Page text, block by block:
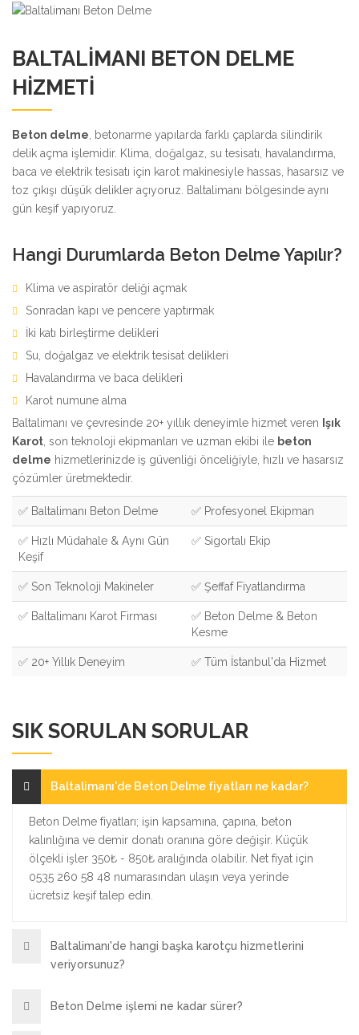
BALTALIMANI BETON DELME
HIZMETI
Beton delme , betonarme yapılarda farklı çaplarda silindirik
delik açma işlemidir. Klima, doğalgaz, su tesisatı, havalandırma,
baca ve elektrik tesisatı için karot makinesiyle hassas, hasarsız ve
toz çıkışı düşük delikler açıyoruz. Baltalimanı bölgesinde aynı
gün keşif yapıyoruz.
Hangi Durumlarda Beton Delme Yapılır?
Klima ve aspiratör deliği açmak
Sonradan kapı ve pencere yaptırmak
İki katı birleştirme delikleri
Su, doğalgaz ve elektrik tesisat delikleri
Havalandırma ve baca delikleri
Karot numune alma
Baltalimanı ve çevresinde 20+ yıllık deneyimle hizmet veren Işık
Karot , son teknoloji ekipmanları ve uzman ekibi ile beton
delme hizmetlerinizde iş güvenliği önceliğiyle, hızlı ve hasarsız
çözümler üretmektedir.
✅ Baltalimanı Beton Delme ✅ Profesyonel Ekipman
✅ Hızlı Müdahale & Aynı Gün
Keşif
✅ Sigortalı Ekip
✅ Son Teknoloji Makineler ✅ Şeffaf Fiyatlandırma
✅ Baltalimanı Karot Firması
✅ Beton Delme & Beton
Kesme
✅ 20+ Yıllık Deneyim ✅ Tüm İstanbul'da Hizmet
SIK SORULAN SORULAR
Baltalimanı'de Beton Delme fiyatları ne kadar?
Beton Delme fiyatları; işin kapsamına, çapına, beton
kalınlığına ve demir donatı oranına göre değişir. Küçük
ölçekli işler 350₺ - 850₺ aralığında olabilir. Net fiyat için
0535 260 58 48 numarasından ulaşın veya yerinde
ücretsiz keşif talep edin.
Baltalimanı'de hangi başka karotçu hizmetlerini
veriyorsunuz?
Beton Delme işlemi ne kadar sürer?